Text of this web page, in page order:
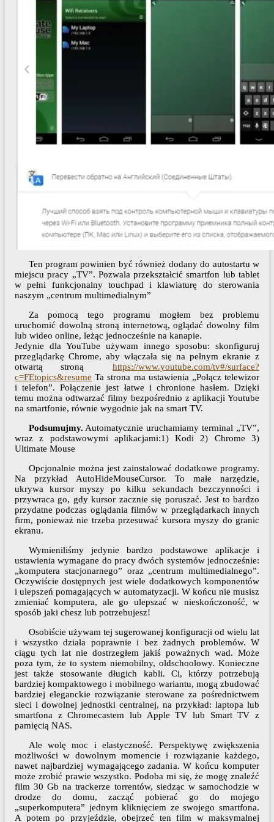
Ten program powinien być również dodany do autostartu w
miejscu pracy „TV”. Pozwala przekształcić smartfon lub tablet
w pełni funkcjonalny touchpad i klawiaturę do sterowania
naszym „centrum multimedialnym”
Za pomocą tego programu mogłem bez problemu
uruchomić dowolną stroną internetową, oglądać dowolny film
lub wideo online, leżąc jednocześnie na kanapie.
Jedynie dla YouTube używam innego sposobu: skonfiguruj
przeglądarkę Chrome, aby włączała się na pełnym ekranie z
otwartą stroną
https://www.youtube.com/tv#/surface?
c=FEtopics&resume Ta strona ma ustawienia „Połącz telewizor
i telefon”. Połączenie jest łatwe i chronione hasłem. Dzięki
temu można odtwarzać filmy bezpośrednio z aplikacji Youtube
na smartfonie, równie wygodnie jak na smart TV.
Podsumujmy. Automatycznie uruchamiamy terminal „TV”,
wraz z podstawowymi aplikacjami:1) Kodi 2) Chrome 3)
Ultimate Mouse
Opcjonalnie można jest zainstalować dodatkowe programy.
Na przykład AutoHideMouseCursor. To małe narzędzie,
ukrywa kursor myszy po kilku sekundach bezczynności i
przywraca go, gdy kursor zacznie się poruszać. Jest to bardzo
przydatne podczas oglądania filmów w przeglądarkach innych
firm, ponieważ nie trzeba przesuwać kursora myszy do granic
ekranu.
Wymieniliśmy jedynie bardzo podstawowe aplikacje i
ustawienia wymagane do pracy dwóch systemów jednocześnie:
„komputera stacjonarnego” oraz „centrum multimedialnego”.
Oczywiście dostępnych jest wiele dodatkowych komponentów
i ulepszeń pomagających w automatyzacji. W końcu nie musisz
zmieniać komputera, ale go ulepszać w nieskończoność, w
sposób jaki chesz lub potrzebujesz!
Osobiście używam tej sugerowanej konfiguracji od wielu lat
i wszystko działa poprawnie i bez żadnych problemów. W
ciągu tych lat nie dostrzegłem jakiś poważnych wad. Może
poza tym, że to system niemobilny, oldschoolowy. Konieczne
jest także stosowanie długich kabli. Ci, którzy potrzebują
bardziej kompaktowego i mobilnego wariantu, mogą zbudować
bardziej eleganckie rozwiązanie sterowane za pośrednictwem
sieci i dowolnej jednostki centralnej, na przykład: laptopa lub
smartfona z Chromecastem lub Apple TV lub Smart TV z
pamięcią NAS.
Ale wolę moc i elastyczność. Perspektywę zwiększenia
możliwości w dowolnym momencie i rozwiązanie każdego,
nawet najbardziej wymagającego zadania. W końcu komputer
może zrobić prawie wszystko. Podoba mi się, że mogę znaleźć
film 30 Gb na trackerze torrentów, siedząc w samochodzie w
drodze do domu, zacząć pobierać go do mojego
„superkomputera” jednym kliknięciem ze swojego smartfona.
A potem po przyjeździe, obejrzeć ten film w maksymalnej